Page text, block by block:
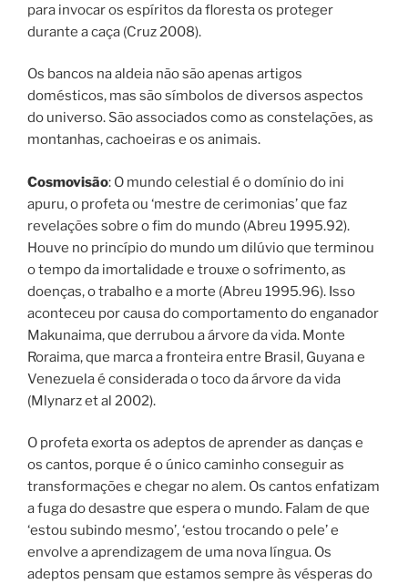
para invocar os espíritos da floresta os proteger
durante a caça (Cruz 2008).
Os bancos na aldeia não são apenas artigos
domésticos, mas são símbolos de diversos aspectos
do universo. São associados como as constelações, as
montanhas, cachoeiras e os animais.
Cosmovisão: O mundo celestial é o domínio do ini
apuru, o profeta ou ‘mestre de cerimonias’ que faz
revelações sobre o fim do mundo (Abreu 1995.92).
Houve no princípio do mundo um dilúvio que terminou
o tempo da imortalidade e trouxe o sofrimento, as
doenças, o trabalho e a morte (Abreu 1995.96). Isso
aconteceu por causa do comportamento do enganador
Makunaima, que derrubou a árvore da vida. Monte
Roraima, que marca a fronteira entre Brasil, Guyana e
Venezuela é considerada o toco da árvore da vida
(Mlynarz et al 2002).
O profeta exorta os adeptos de aprender as danças e
os cantos, porque é o único caminho conseguir as
transformações e chegar no alem. Os cantos enfatizam
a fuga do desastre que espera o mundo. Falam de que
‘estou subindo mesmo’, ‘estou trocando o pele’ e
envolve a aprendizagem de uma nova língua. Os
adeptos pensam que estamos sempre às vésperas do